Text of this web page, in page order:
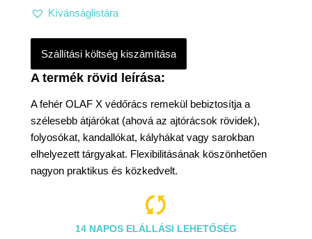
A fehér OLAF X védőrács remekül bebiztosítja a
szélesebb átjárókat (ahová az ajtórácsok rövidek),
folyosókat, kandallókat, kályhákat vagy sarokban
elhelyezett tárgyakat. Flexibilitásának köszönhetően
nagyon praktikus és közkedvelt.
Kívánságlistára
Szállítási költség kiszámítása

14 NAPOS ELÁLLÁSI LEHETŐSÉG